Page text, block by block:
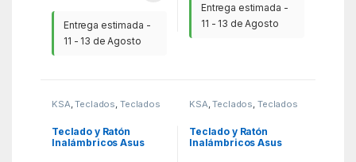
Entrega estimada -
11 - 13 de Agosto
Entrega estimada -
11 - 13 de Agosto
KSA,Teclados, Teclados
Teclado y Ratón
Inalámbricos Asus
KSA,Teclados, Teclados
Teclado y Ratón
Inalámbricos Asus